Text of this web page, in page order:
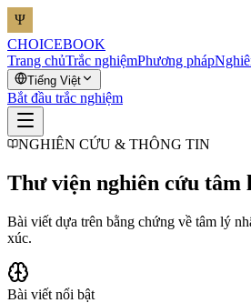
CHOICEBOOK
Trang chủTrắc nghiệmPhương pháp
Tiếng Việt
Bắt đầu trắc nghiệm
NGHIÊN CỨU & THÔNG TIN
Thư viện nghiên cứu tâm
Bài viết dựa trên bằng chứng về tâm lý
xúc.
Bài viết nổi bật